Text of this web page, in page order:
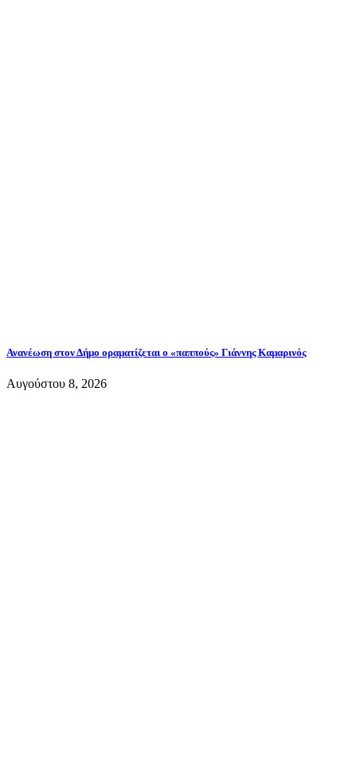
Ανανέωση στον Δήμο οραματίζεται ο «παππούς» Γιάννης Καμαρινός
Αυγούστου 8, 2026